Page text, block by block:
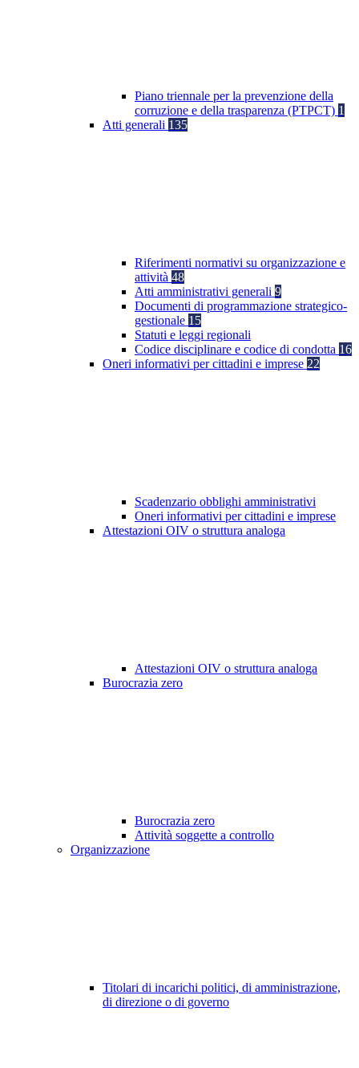
Piano triennale per la prevenzione della
corruzione e della trasparenza (PTPCT) 1
Atti generali 135
Riferimenti normativi su organizzazione e
attività 48
Atti amministrativi generali 9
Documenti di programmazione strategico-
gestionale 15
Statuti e leggi regionali
Codice disciplinare e codice di condotta 16
Oneri informativi per cittadini e imprese 22
Scadenzario obblighi amministrativi
Oneri informativi per cittadini e imprese
Attestazioni OIV o struttura analoga
Attestazioni OIV o struttura analoga
Burocrazia zero
Burocrazia zero
Attività soggette a controllo
Organizzazione
Titolari di incarichi politici, di amministrazione,
di direzione o di governo